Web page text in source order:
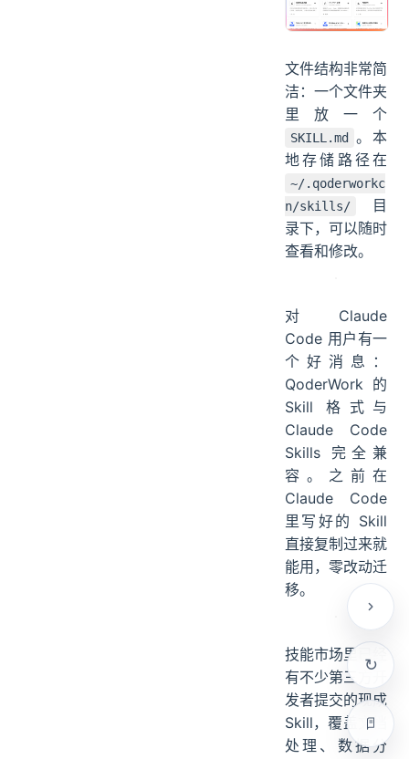
质是一份自然语
言编写的工作规
Agent 在什么
条件下触发、按
什么步骤执行、
有哪些注意事
项。
文件结构非常简
洁：一个文件夹
里放一个
SKILL.md 。本
地存储路径在
~/.qoderworkc
n/skills/
目
录下，可以随时
查看和修改。
对 Claude
Code 用户有一
个好消息：
QoderWork 的
Skill 格式与